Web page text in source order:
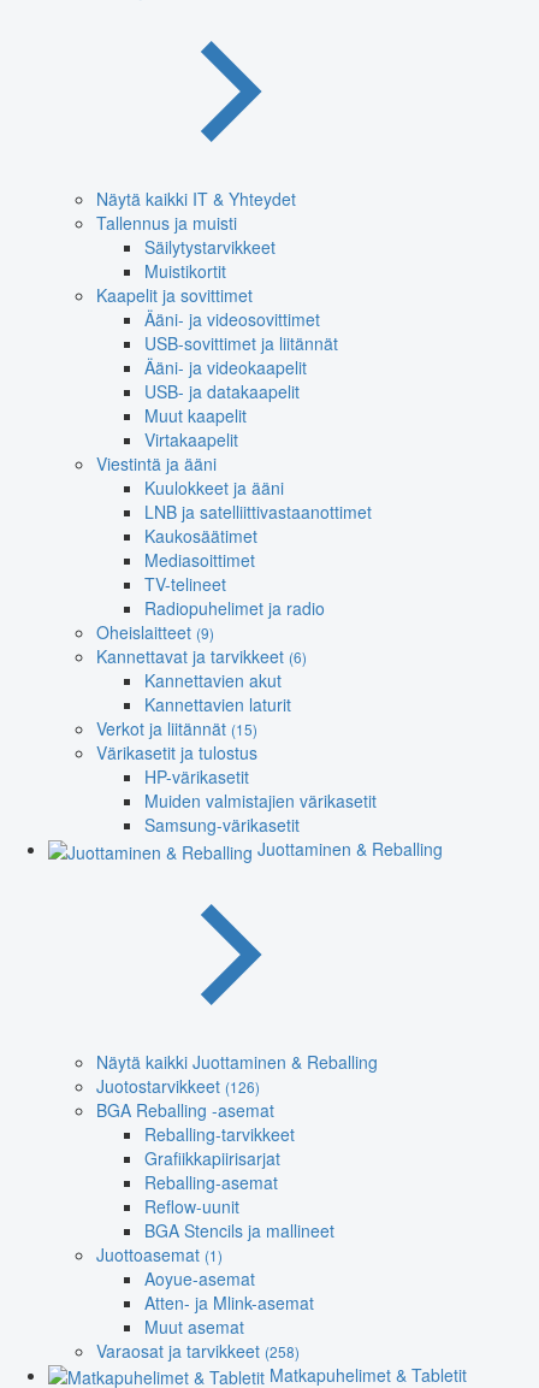
Näytä kaikki IT & Yhteydet
Tallennus ja muisti
Säilytystarvikkeet
Muistikortit
Kaapelit ja sovittimet
Ääni- ja videosovittimet
USB-sovittimet ja liitännät
Ääni- ja videokaapelit
USB- ja datakaapelit
Muut kaapelit
Virtakaapelit
Viestintä ja ääni
Kuulokkeet ja ääni
LNB ja satelliittivastaanottimet
Kaukosäätimet
Mediasoittimet
TV-telineet
Radiopuhelimet ja radio
Oheislaitteet (9)
Kannettavat ja tarvikkeet (6)
Kannettavien akut
Kannettavien laturit
Verkot ja liitännät (15)
Värikasetit ja tulostus
HP-värikasetit
Muiden valmistajien värikasetit
Samsung-värikasetit
Juottaminen & Reballing
Näytä kaikki Juottaminen & Reballing
Juotostarvikkeet (126)
BGA Reballing -asemat
Reballing-tarvikkeet
Grafiikkapiirisarjat
Reballing-asemat
Reflow-uunit
BGA Stencils ja mallineet
Juottoasemat (1)
Aoyue-asemat
Atten- ja Mlink-asemat
Muut asemat
Varaosat ja tarvikkeet (258)
Matkapuhelimet & Tabletit